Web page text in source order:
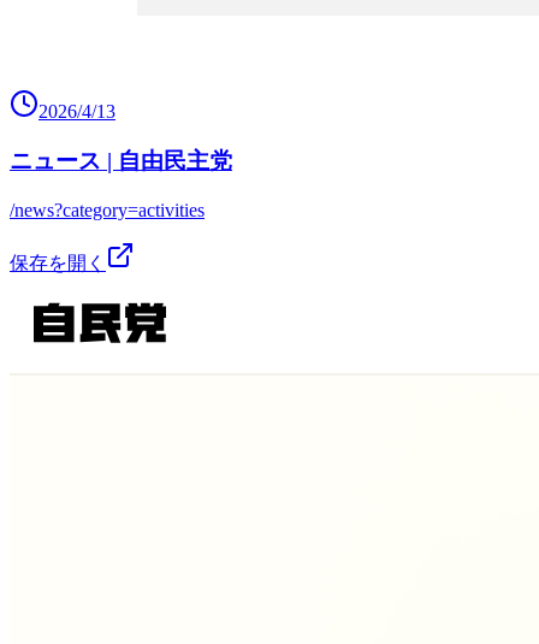
2026/4/13
ニュース | 自由民主党
/news?category=activities
保存を開く